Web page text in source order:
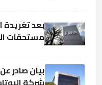
بعد تغريدة
مستحقات
بيان صادر